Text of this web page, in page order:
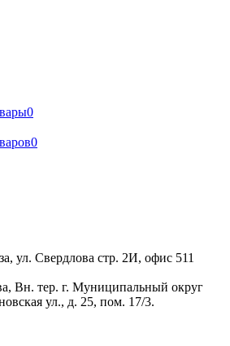
0
0
ул. Свердлова стр. 2И, офис 511
Вн. тер. г. Муниципальный округ
ул., д. 25, пом. 17/3.